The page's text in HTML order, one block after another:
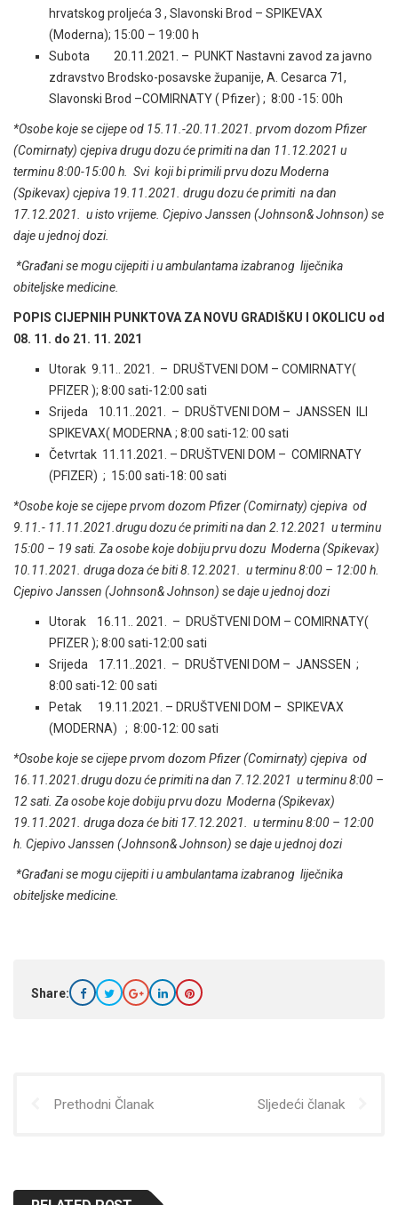
hrvatskog proljeća 3 , Slavonski Brod – SPIKEVAX
(Moderna); 15:00 – 19:00 h
Subota 20.11.2021. – PUNKT Nastavni zavod za javno
zdravstvo Brodsko-posavske županije, A. Cesarca 71,
Slavonski Brod –COMIRNATY ( Pfizer) ; 8:00 -15: 00h
*Osobe koje se cijepe od 15.11.-20.11.2021. prvom dozom Pfizer
(Comirnaty) cjepiva drugu dozu će primiti na dan 11.12.2021 u
terminu 8:00-15:00 h. Svi koji bi primili prvu dozu Moderna
(Spikevax) cjepiva 19.11.2021. drugu dozu će primiti na dan
17.12.2021. u isto vrijeme. Cjepivo Janssen (Johnson& Johnson) se
daje u jednoj dozi.
*Građani se mogu cijepiti i u ambulantama izabranog liječnika
obiteljske medicine.
POPIS CIJEPNIH PUNKTOVA ZA NOVU GRADIŠKU I OKOLICU od
08. 11. do 21. 11. 2021
Utorak 9.11.. 2021. – DRUŠTVENI DOM – COMIRNATY(
PFIZER ); 8:00 sati-12:00 sati
Srijeda 10.11..2021. – DRUŠTVENI DOM – JANSSEN ILI
SPIKEVAX( MODERNA ; 8:00 sati-12: 00 sati
Četvrtak 11.11.2021. – DRUŠTVENI DOM – COMIRNATY
(PFIZER) ; 15:00 sati-18: 00 sati
*Osobe koje se cijepe prvom dozom Pfizer (Comirnaty) cjepiva od
9.11.- 11.11.2021.drugu dozu će primiti na dan 2.12.2021 u terminu
15:00 – 19 sati. Za osobe koje dobiju prvu dozu Moderna (Spikevax)
10.11.2021. druga doza će biti 8.12.2021. u terminu 8:00 – 12:00 h.
Cjepivo Janssen (Johnson& Johnson) se daje u jednoj dozi
Utorak 16.11.. 2021. – DRUŠTVENI DOM – COMIRNATY(
PFIZER ); 8:00 sati-12:00 sati
Srijeda 17.11..2021. – DRUŠTVENI DOM – JANSSEN ;
8:00 sati-12: 00 sati
Petak 19.11.2021. – DRUŠTVENI DOM – SPIKEVAX
(MODERNA) ; 8:00-12: 00 sati
*Osobe koje se cijepe prvom dozom Pfizer (Comirnaty) cjepiva od
16.11.2021.drugu dozu će primiti na dan 7.12.2021 u terminu 8:00 –
12 sati. Za osobe koje dobiju prvu dozu Moderna (Spikevax)
19.11.2021. druga doza će biti 17.12.2021. u terminu 8:00 – 12:00
h. Cjepivo Janssen (Johnson& Johnson) se daje u jednoj dozi
*Građani se mogu cijepiti i u ambulantama izabranog liječnika
obiteljske medicine.
Share:
Prethodni Članak Sljedeći članak